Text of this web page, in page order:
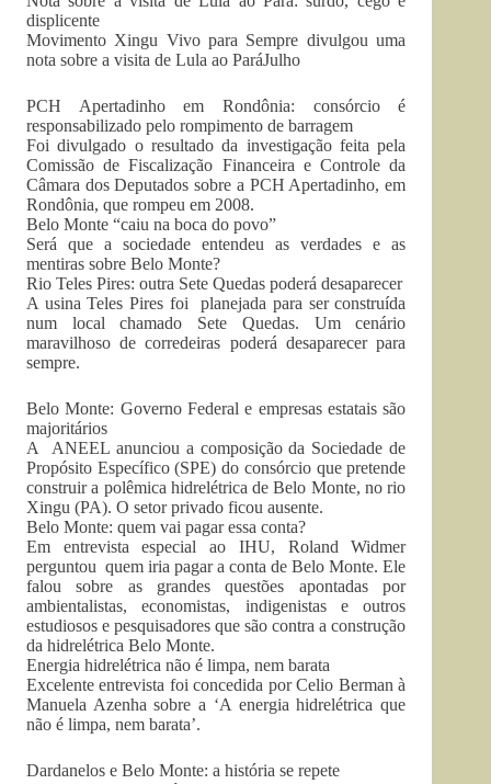
displicente
Movimento Xingu Vivo para Sempre divulgou uma
nota sobre a visita de Lula ao ParáJulho
PCH Apertadinho em Rondônia: consórcio é
responsabilizado pelo rompimento de barragem
Foi divulgado o resultado da investigação feita pela
Comissão de Fiscalização Financeira e Controle da
Câmara dos Deputados sobre a PCH Apertadinho, em
Rondônia, que rompeu em 2008.
Belo Monte “caiu na boca do povo”
Será que a sociedade entendeu as verdades e as
mentiras sobre Belo Monte?
Rio Teles Pires: outra Sete Quedas poderá desaparecer
A usina Teles Pires foi planejada para ser construída
num local chamado Sete Quedas. Um cenário
maravilhoso de corredeiras poderá desaparecer para
sempre.
Belo Monte: Governo Federal e empresas estatais são
majoritários
A ANEEL anunciou a composição da Sociedade de
Propósito Específico (SPE) do consórcio que pretende
construir a polêmica hidrelétrica de Belo Monte, no rio
Xingu (PA). O setor privado ficou ausente.
Belo Monte: quem vai pagar essa conta?
Em entrevista especial ao IHU, Roland Widmer
perguntou quem iria pagar a conta de Belo Monte. Ele
falou sobre as grandes questões apontadas por
ambientalistas, economistas, indigenistas e outros
estudiosos e pesquisadores que são contra a construção
da hidrelétrica Belo Monte.
Energia hidrelétrica não é limpa, nem barata
Excelente entrevista foi concedida por Celio Berman à
Manuela Azenha sobre a ‘A energia hidrelétrica que
não é limpa, nem barata’.
Dardanelos e Belo Monte: a história se repete